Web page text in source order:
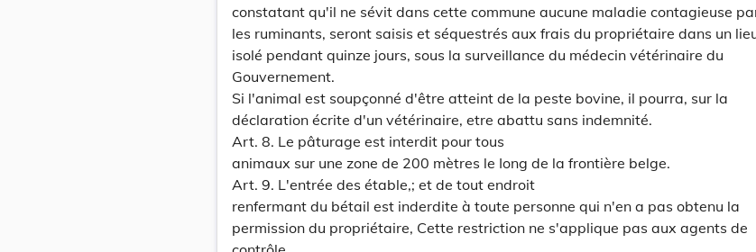
constatant qu'il ne sévit dans cette commune aucune maladie contagieuse
les ruminants, seront saisis et séquestrés aux frais du propriétaire dans un
isolé pendant quinze jours, sous la surveillance du médecin vétérinaire du
Gouvernement.
Si l'animal est soupçonné d'être atteint de la peste bovine, il pourra, sur la
déclaration écrite d'un vétérinaire, etre abattu sans indemnité.
Art. 8. Le pâturage est interdit pour tous
animaux sur une zone de 200 mètres le Iong de la frontière belge.
Art. 9. L'entrée des étable,; et de tout endroit
renfermant du bétail est inderdite à toute personne qui n'en a pas obtenu la
permission du propriétaire, Cette restriction ne s'applique pas aux agents de